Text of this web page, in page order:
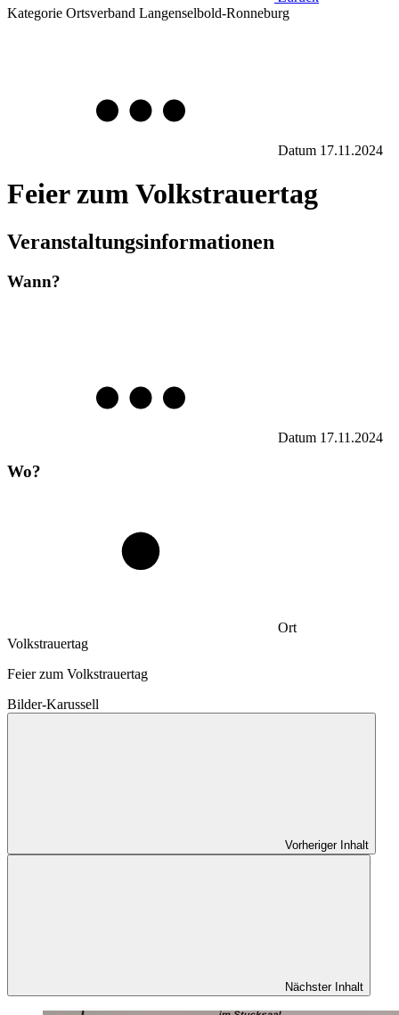
Kategorie Ortsverband Langenselbold-Ronneburg
Datum 17.11.2024
Feier zum Volkstrauertag
Veranstaltungsinformationen
Wann?
Datum 17.11.2024
Wo?
Ort
Volkstrauertag
Feier zum Volkstrauertag
Bilder-Karussell
Vorheriger Inhalt
Nächster Inhalt